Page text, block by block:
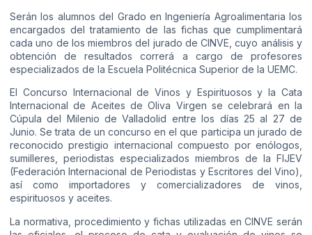
Serán los alumnos del Grado en Ingeniería Agroalimentaria los
encargados del tratamiento de las fichas que cumplimentará
cada uno de los miembros del jurado de CINVE, cuyo análisis y
obtención de resultados correrá a cargo de profesores
especializados de la Escuela Politécnica Superior de la UEMC.
El Concurso Internacional de Vinos y Espirituosos y la Cata
Internacional de Aceites de Oliva Virgen se celebrará en la
Cúpula del Milenio de Valladolid entre los días 25 al 27 de
Junio. Se trata de un concurso en el que participa un jurado de
reconocido prestigio internacional compuesto por enólogos,
sumilleres, periodistas especializados miembros de la FIJEV
(Federación Internacional de Periodistas y Escritores del Vino),
así como importadores y comercializadores de vinos,
espirituosos y aceites.
La normativa, procedimiento y fichas utilizadas en CINVE serán